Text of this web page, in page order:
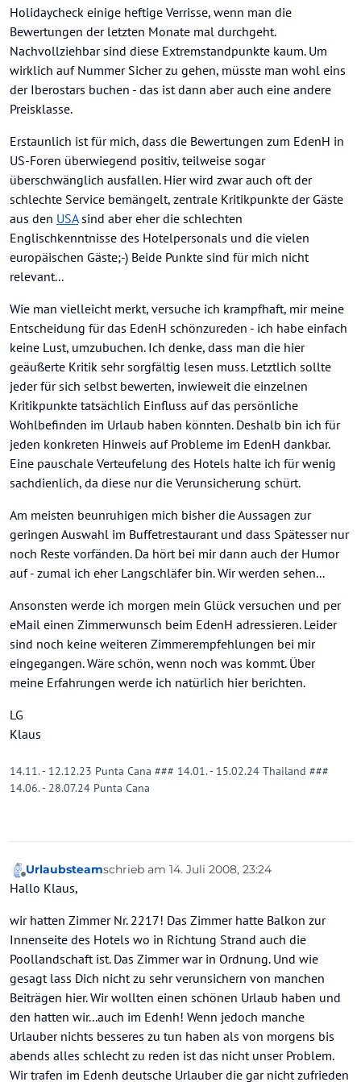
Holidaycheck einige heftige Verrisse, wenn man die
Bewertungen der letzten Monate mal durchgeht.
Nachvollziehbar sind diese Extremstandpunkte kaum. Um
wirklich auf Nummer Sicher zu gehen, müsste man wohl eins
der Iberostars buchen - das ist dann aber auch eine andere
Preisklasse.
Erstaunlich ist für mich, dass die Bewertungen zum EdenH in
US-Foren überwiegend positiv, teilweise sogar
überschwänglich ausfallen. Hier wird zwar auch oft der
schlechte Service bemängelt, zentrale Kritikpunkte der Gäste
aus den USAsind aber eher die schlechten
Englischkenntnisse des Hotelpersonals und die vielen
europäischen Gäste;-) Beide Punkte sind für mich nicht
relevant...
Wie man vielleicht merkt, versuche ich krampfhaft, mir meine
Entscheidung für das EdenH schönzureden - ich habe einfach
keine Lust, umzubuchen. Ich denke, dass man die hier
geäußerte Kritik sehr sorgfältig lesen muss. Letztlich sollte
jeder für sich selbst bewerten, inwieweit die einzelnen
Kritikpunkte tatsächlich Einfluss auf das persönliche
Wohlbefinden im Urlaub haben könnten. Deshalb bin ich für
jeden konkreten Hinweis auf Probleme im EdenH dankbar.
Eine pauschale Verteufelung des Hotels halte ich für wenig
sachdienlich, da diese nur die Verunsicherung schürt.
Am meisten beunruhigen mich bisher die Aussagen zur
geringen Auswahl im Buffetrestaurant und dass Spätesser nur
noch Reste vorfänden. Da hört bei mir dann auch der Humor
auf - zumal ich eher Langschläfer bin. Wir werden sehen...
Ansonsten werde ich morgen mein Glück versuchen und per
eMail einen Zimmerwunsch beim EdenH adressieren. Leider
sind noch keine weiteren Zimmerempfehlungen bei mir
eingegangen. Wäre schön, wenn noch was kommt. Über
meine Erfahrungen werde ich natürlich hier berichten.
LG
Klaus
14.11. - 12.12.23 Punta Cana ### 14.01. - 15.02.24 Thailand ###
14.06. - 28.07.24 Punta Cana
Offline
Urlaubsteamschrieb am 14. Juli 2008, 23:24
zuletzt editiert von
Hallo Klaus,
wir hatten Zimmer Nr. 2217! Das Zimmer hatte Balkon zur
Innenseite des Hotels wo in Richtung Strand auch die
Poollandschaft ist. Das Zimmer war in Ordnung. Und wie
gesagt lass Dich nicht zu sehr verunsichern von manchen
Beiträgen hier. Wir wollten einen schönen Urlaub haben und
den hatten wir...auch im Edenh! Wenn jedoch manche
Urlauber nichts besseres zu tun haben als von morgens bis
abends alles schlecht zu reden ist das nicht unser Problem.
Wir trafen im Edenh deutsche Urlauber die gar nicht zufrieden